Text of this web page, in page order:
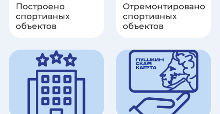
Московская область
Ненецкий автономный округ
Нижегородская область
Построено
спортивных
объектов
Отремонтировано
спортивных
объектов